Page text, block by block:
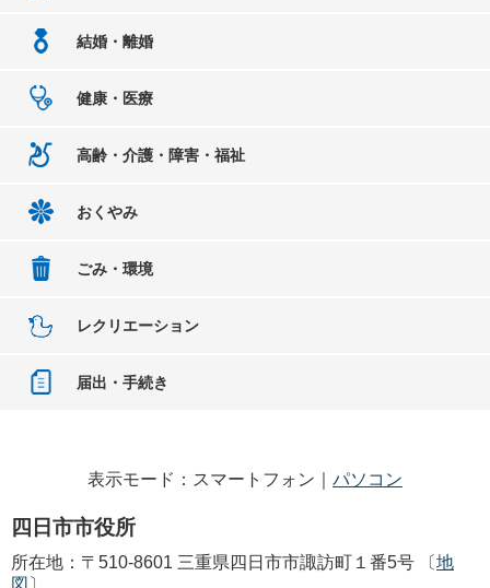
結婚・離婚
健康・医療
高齢・介護・障害・福祉
おくやみ
ごみ・環境
レクリエーション
届出・手続き
表示モード：スマートフォン｜ パソコン
四日市市役所
所在地：〒510-8601 三重県四日市市諏訪町１番5号 〔 地